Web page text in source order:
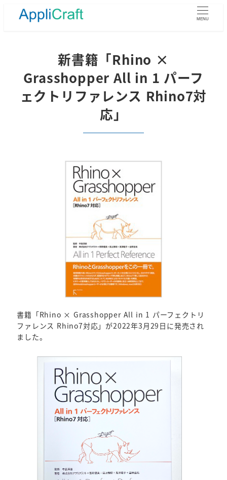
MENU
新書籍「Rhino ×
Grasshopper All in 1 パーフ
ェクトリファレンス Rhino7対
応」
書籍「Rhino × Grasshopper All in 1 パーフェクトリ
ファレンス Rhino7対応」が2022年3月29日に発売され
ました。